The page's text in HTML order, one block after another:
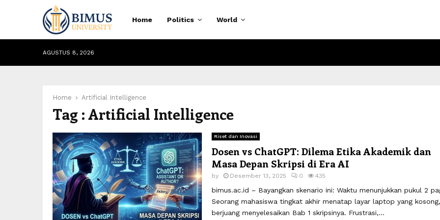
Home Politics World
AGUSTUS 8, 2026
Home Artificial Intelligence
Tag : Artificial Intelligence
Riset dan Inovasi
Dosen vs ChatGPT: Dilema Etika Akademik dan
Masa Depan Skripsi di Era AI
by Desember 13, 2025 0 435
bimus.ac.id – Bayangkan skenario ini: Waktu menunjukkan pukul 2
Seorang mahasiswa tingkat akhir menatap layar laptop yang kosong,
berjuang menyelesaikan Bab 1 skripsinya. Frustrasi,...